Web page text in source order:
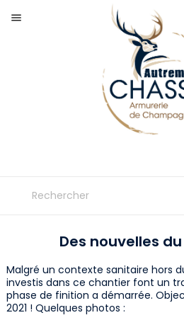

Des nouvelles
Malgré un contexte sanitaire hors
investis dans ce chantier font un
phase de finition a démarrée.
2021 ! Quelques photos :